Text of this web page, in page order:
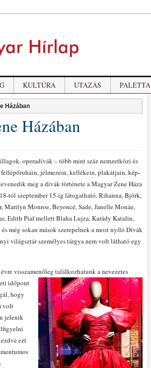
KULTÚRA UTAZÁS PALETTA
Házában
Házában
operadívák – több mint száz nemzetközi és
fellépőruháin, jelmezein, kellékein, plakátjain, kép-
meg a dívák története a Magyar Zene Háza
tól szeptember 15-ig látogatható. Rihanna, Björk,
Marilyn Monroe, Beyoncé, Sade, Janelle Monáe,
Edith Piaf mellett Blaha Lujza, Karády Katalin,
még sokan mások szerepelnek a most nyíló Dívák
világsztár személyes tárgya nem volt látható egy
visszamenőleg találkozhatunk a nevezetes
időpont
hogy
volt
jelenik
ezt